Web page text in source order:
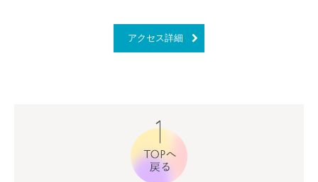
アクセス詳細